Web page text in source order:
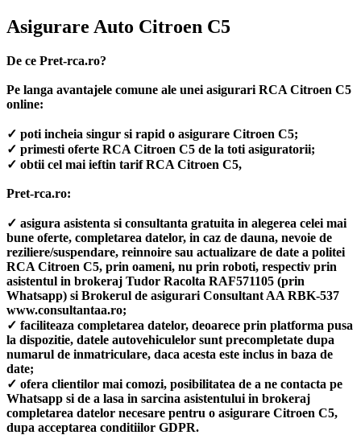
Asigurare Auto Citroen C5
De ce Pret-rca.ro?
Pe langa avantajele comune ale unei asigurari RCA Citroen C5
online:
✓ poti incheia singur si rapid o asigurare Citroen C5;
✓ primesti oferte RCA Citroen C5 de la toti asiguratorii;
✓ obtii cel mai ieftin tarif RCA Citroen C5,
Pret-rca.ro:
✓ asigura asistenta si consultanta gratuita in alegerea celei mai
bune oferte, completarea datelor, in caz de dauna, nevoie de
reziliere/suspendare, reinnoire sau actualizare de date a politei
RCA Citroen C5, prin oameni, nu prin roboti, respectiv prin
asistentul in brokeraj Tudor Racolta RAF571105 (prin
Whatsapp) si Brokerul de asigurari Consultant AA RBK-537
www.consultantaa.ro;
✓ faciliteaza completarea datelor, deoarece prin platforma pusa
la dispozitie, datele autovehiculelor sunt precompletate dupa
numarul de inmatriculare, daca acesta este inclus in baza de
date;
✓ ofera clientilor mai comozi, posibilitatea de a ne contacta pe
Whatsapp si de a lasa in sarcina asistentului in brokeraj
completarea datelor necesare pentru o asigurare Citroen C5,
dupa acceptarea conditiilor GDPR.